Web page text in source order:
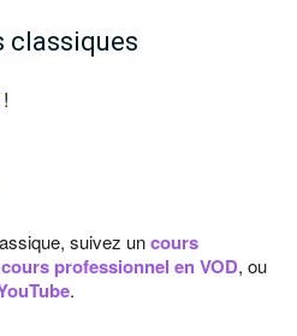
classiques
!
suivez uncours
cours professionnel en VOD, ou
.